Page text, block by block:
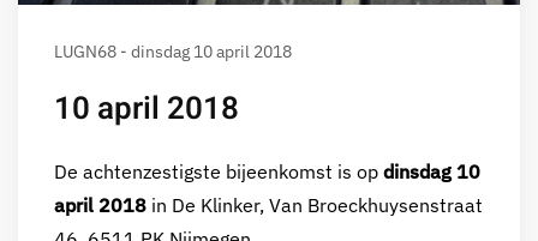
LUGN68 - dinsdag 10 april 2018
10 april 2018
De achtenzestigste bijeenkomst is op dinsdag 10
april 2018 in De Klinker, Van Broeckhuysenstraat